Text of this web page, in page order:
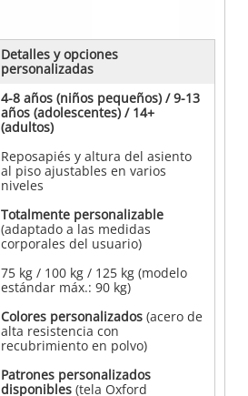
Detalles y opciones
personalizadas
4-8 años (niños pequeños) / 9-13
años (adolescentes) / 14+
(adultos)
Reposapiés y altura del asiento
al piso ajustables en varios
niveles
Totalmente personalizable
(adaptado a las medidas
corporales del usuario)
75 kg / 100 kg / 125 kg (modelo
estándar máx.: 90 kg)
Colores personalizados (acero de
alta resistencia con
recubrimiento en polvo)
Patrones personalizados
disponibles (tela Oxford